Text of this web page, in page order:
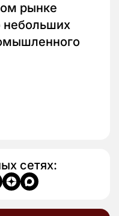
рынке
небольших
сетях: